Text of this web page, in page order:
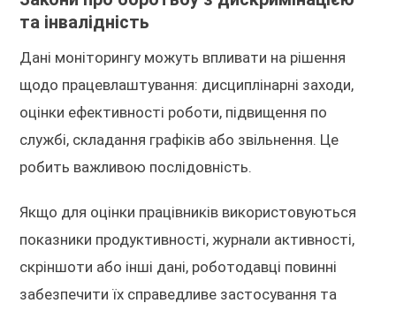
та інвалідність
Дані моніторингу можуть впливати на рішення
щодо працевлаштування: дисциплінарні заходи,
оцінки ефективності роботи, підвищення по
службі, складання графіків або звільнення. Це
робить важливою послідовність.
Якщо для оцінки працівників використовуються
показники продуктивності, журнали активності,
скріншоти або інші дані, роботодавці повинні
забезпечити їх справедливе застосування та